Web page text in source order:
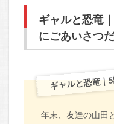
ギャルと恐竜
にごあいさつだ
ギャルと恐竜｜
年末、友達の山田